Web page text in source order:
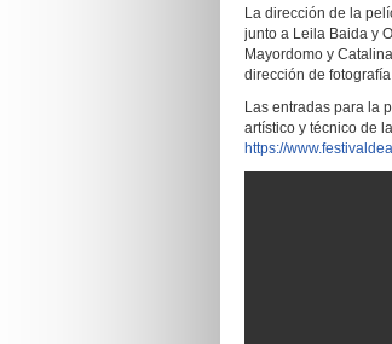
La dirección de la
junto a Leila Baida y
Mayordomo y
dirección de
Las entradas para la
artístico y técnico de
https://